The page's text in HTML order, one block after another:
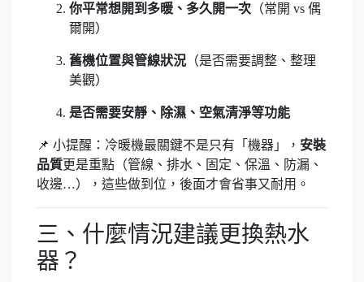
你平常想開到多暖、多久開一次 （常開 vs 偶
爾開）
舊機位置與管線狀況 （是否需要調整、整理
美觀）
是否需要安靜、除濕、空氣清淨等功能
📌 小提醒：冷暖機最關鍵不是只有「機器」， 安裝
品質更是重點（管線、排水、固定、保溫、防漏、
收邊…），這些做到位，後面才會省事又耐用。
三、什麼情況建議更換熱水
器？